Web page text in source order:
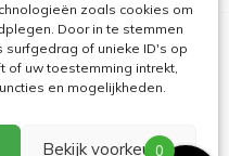
zoals cookies om
Door in te stemmen
of unieke ID's op
of uw toestemming intrekt,
en mogelijkheden.
Bekijk voorkeuren
0